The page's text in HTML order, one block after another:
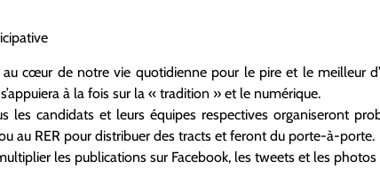
cœur de notre vie quotidienne pour le pire et le meilleur
à la fois sur la « tradition » et le numérique.
les candidats et leurs équipes respectives organiseront
au RER pour distribuer des tracts et feront du porte-à-porte.
les publications sur Facebook, les tweets et les